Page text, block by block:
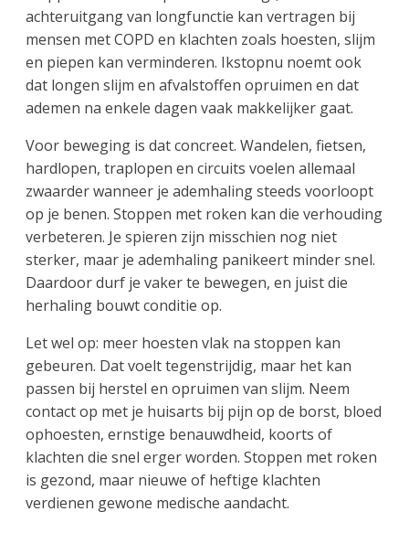
achteruitgang van longfunctie kan vertragen bij
mensen met COPD en klachten zoals hoesten, slijm
en piepen kan verminderen. Ikstopnu noemt ook
dat longen slijm en afvalstoffen opruimen en dat
ademen na enkele dagen vaak makkelijker gaat.
Voor beweging is dat concreet. Wandelen, fietsen,
hardlopen, traplopen en circuits voelen allemaal
zwaarder wanneer je ademhaling steeds voorloopt
op je benen. Stoppen met roken kan die verhouding
verbeteren. Je spieren zijn misschien nog niet
sterker, maar je ademhaling panikeert minder snel.
Daardoor durf je vaker te bewegen, en juist die
herhaling bouwt conditie op.
Let wel op: meer hoesten vlak na stoppen kan
gebeuren. Dat voelt tegenstrijdig, maar het kan
passen bij herstel en opruimen van slijm. Neem
contact op met je huisarts bij pijn op de borst, bloed
ophoesten, ernstige benauwdheid, koorts of
klachten die snel erger worden. Stoppen met roken
is gezond, maar nieuwe of heftige klachten
verdienen gewone medische aandacht.